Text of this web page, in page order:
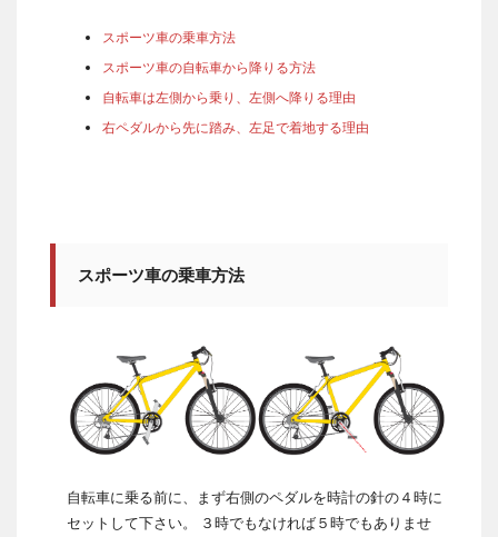
スポーツ車の乗車方法
スポーツ車の自転車から降りる方法
自転車は左側から乗り、左側へ降りる理由
右ペダルから先に踏み、左足で着地する理由
スポーツ車の乗車方法
自転車に乗る前に、まず右側のペダルを時計の針の４時に
セットして下さい。 ３時でもなければ５時でもありませ